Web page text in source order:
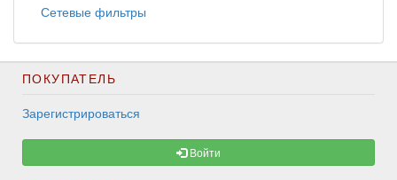
Сетевые фильтры
ПОКУПАТЕЛЬ
Зарегистрироваться
Войти